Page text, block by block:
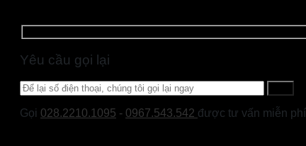
Yêu cầu gọi lại
Gọi 028.2210.1095 - 0967.543.542 được tư vấn miễn phí